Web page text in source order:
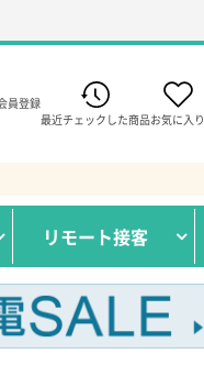
員登録
最近チェックした商品お気に入り
リモート接客